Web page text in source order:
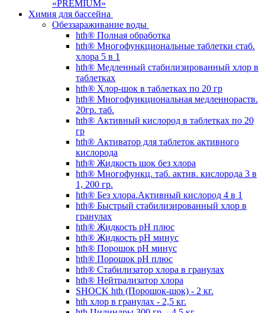
«PREMIUM»
Химия для бассейна
Обеззараживание воды
hth® Полная обработка
hth® Многофункциональные таблетки стаб.
хлора 5 в 1
hth® Медленный стабилизированный хлор в
таблетках
hth® Хлор-шок в таблетках по 20 гр
hth® Многофункциональная медленнораств.
20гр. таб.
hth® Активный кислород в таблетках по 20
гр
hth® Активатор для таблеток активного
кислорода
hth® Жидкость шок без хлора
hth® Многофункц. таб. актив. кислорода 3 в
1, 200 гр.
hth® Без хлора.Активный кислород 4 в 1
hth® Быстрый стабилизированный хлор в
гранулах
hth® Жидкость pH плюс
hth® Жидкость pH минус
hth® Порошок pH минус
hth® Порошок pH плюс
hth® Стабилизатор хлора в гранулах
hth® Нейтрализатор хлора
SHOCK hth (Порошок-шок) - 2 кг.
hth хлор в гранулах - 2,5 кг.